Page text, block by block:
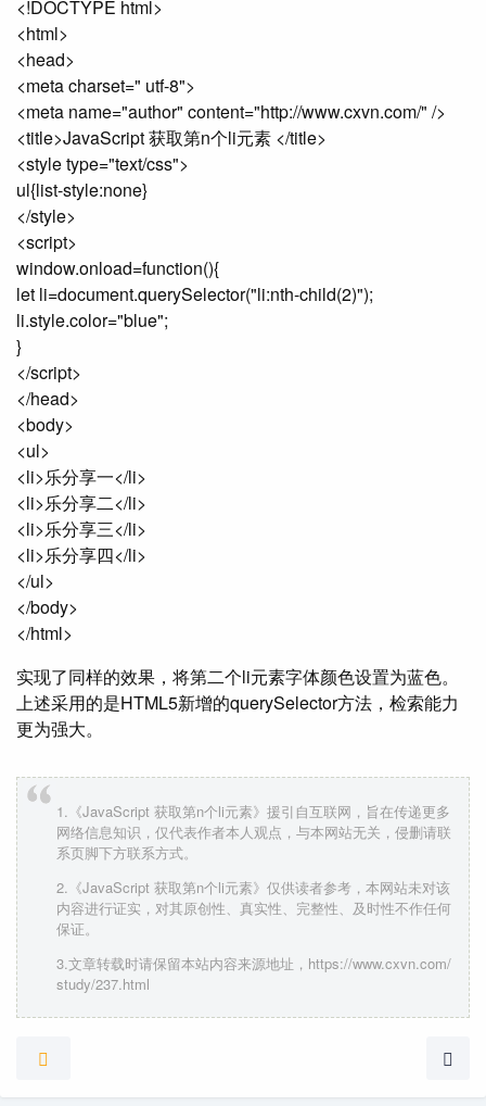
<!DOCTYPE html>
<html>
<head>
<meta charset=" utf-8">
<meta name="author" content="http://www.cxvn.com/" />
<title>JavaScript 获取第n个li元素 </title>
<style type="text/css">
ul{list-style:none}
</style>
<script>
window.onload=function(){
let li=document.querySelector("li:nth-child(2)");
li.style.color="blue";
}
</script>
</head>
<body>
<ul>
<li>乐分享一</li>
<li>乐分享二</li>
<li>乐分享三</li>
<li>乐分享四</li>
</ul>
</body>
</html>
实现了同样的效果，将第二个li元素字体颜色设置为蓝色。
上述采用的是HTML5新增的querySelector方法，检索能力
更为强大。
1.《JavaScript 获取第n个li元素》援引自互联网，旨在传递更多
网络信息知识，仅代表作者本人观点，与本网站无关，侵删请联
系页脚下方联系方式。
2.《JavaScript 获取第n个li元素》仅供读者参考，本网站未对该
内容进行证实，对其原创性、真实性、完整性、及时性不作任何
保证。
3.文章转载时请保留本站内容来源地址，https://www.cxvn.com/
study/237.html